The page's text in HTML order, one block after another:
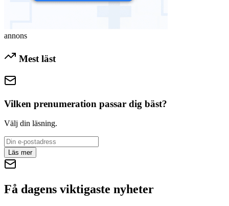
annons
Mest läst
Vilken prenumeration passar dig bäst?
Välj din läsning.
Läs mer
Få dagens viktigaste nyheter